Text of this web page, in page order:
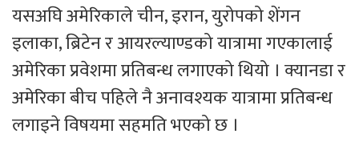
यसअघि अमेरिकाले चीन, इरान, युरोपको शेंगन
इलाका, ब्रिटेन र आयरल्याण्डको यात्रामा गएकालाई
अमेरिका प्रवेशमा प्रतिबन्ध लगाएको थियो । क्यानडा र
अमेरिका बीच पहिले नै अनावश्यक यात्रामा प्रतिबन्ध
लगाइने विषयमा सहमति भएको छ ।